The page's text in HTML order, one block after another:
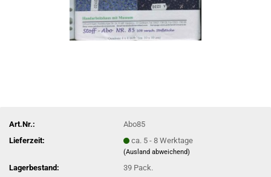
Art.Nr.:
Abo85
Lieferzeit:
ca. 5 - 8 Werktage
(Ausland abweichend)
Lagerbestand: 39 Pack.